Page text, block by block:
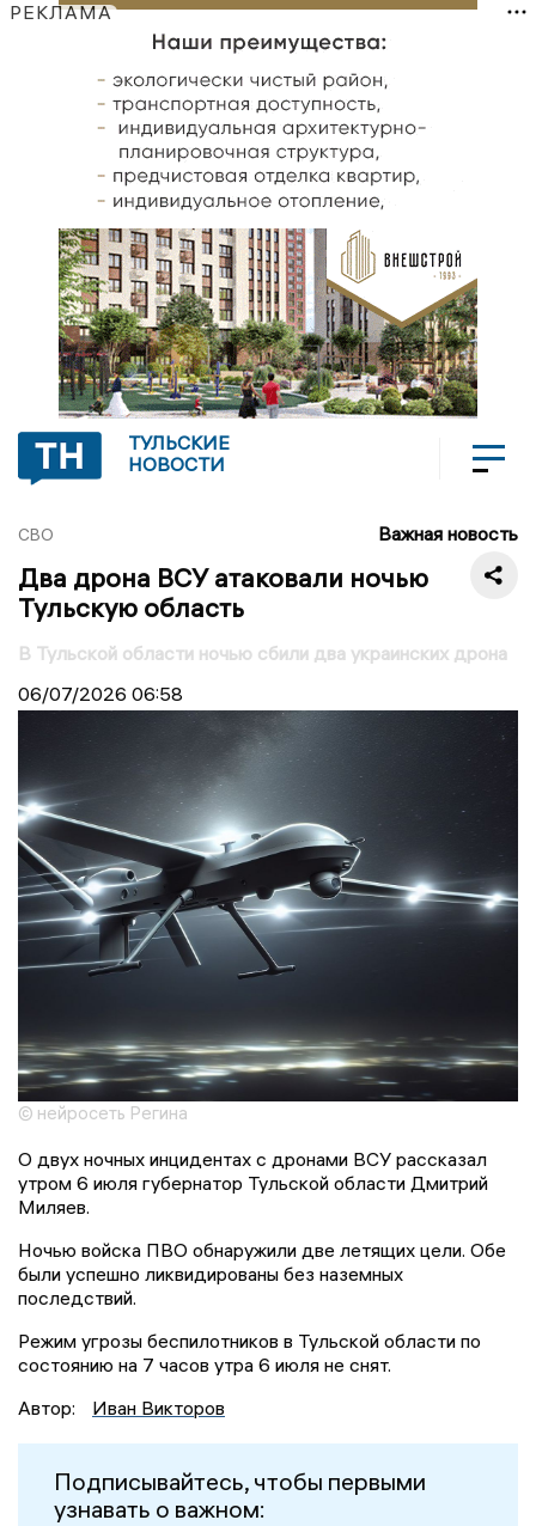
РЕКЛАМА
ТУЛЬСКИЕ
НОВОСТИ
СВО Важная новость
Два дрона ВСУ атаковали ночью
Тульскую область
В Тульской области ночью сбили два украинских дрона
06/07/2026 06:58
© нейросеть Регина
О двух ночных инцидентах с дронами ВСУ рассказал
утром 6 июля губернатор Тульской области Дмитрий
Миляев.
Ночью войска ПВО обнаружили две летящих цели. Обе
были успешно ликвидированы без наземных
последствий.
Режим угрозы беспилотников в Тульской области по
состоянию на 7 часов утра 6 июля не снят.
Автор:
Иван Викторов
Подписывайтесь, чтобы первыми
узнавать о важном: